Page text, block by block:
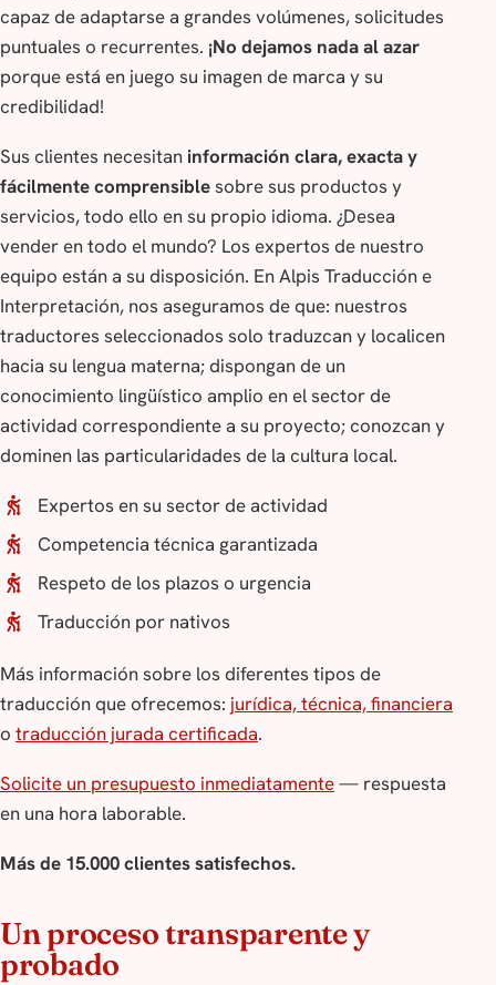
capaz de adaptarse a grandes volúmenes, solicitudes
puntuales o recurrentes. ¡No dejamos nada al azar
porque está en juego su imagen de marca y su
credibilidad!
Sus clientes necesitan información clara, exacta y
fácilmente comprensiblesobre sus productos y
servicios, todo ello en su propio idioma. ¿Desea
vender en todo el mundo? Los expertos de nuestro
equipo están a su disposición. En Alpis Traducción e
Interpretación, nos aseguramos de que: nuestros
traductores seleccionados solo traduzcan y localicen
hacia su lengua materna; dispongan de un
conocimiento lingüístico amplio en el sector de
actividad correspondiente a su proyecto; conozcan y
dominen las particularidades de la cultura local.
Expertos en su sector de actividad
Competencia técnica garantizada
Respeto de los plazos o urgencia
Traducción por nativos
Más información sobre los diferentes tipos de
traducción que ofrecemos: jurídica, técnica, financiera
o traducción jurada certificada.
Solicite un presupuesto inmediatamente— respuesta
en una hora laborable.
Más de 15.000 clientes satisfechos.
Un proceso transparente y
probado